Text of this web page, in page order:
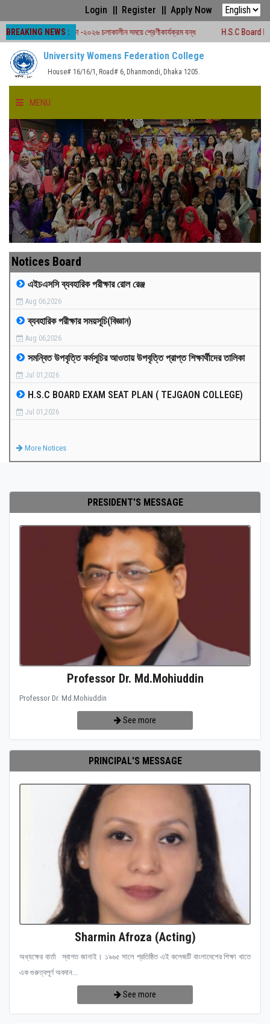
Login Register Apply Now
BREAKING NEWS :
পরীক্ষা -২০২৬ চলাকালীন সময়ে শ্রেণীকার্যক্রম বন্ধ H.S.C Board Exam Seat
University Womens Federation College
House# 16/16/1, Road# 6, Dhanmondi, Dhaka 1205.
MENU
HOME
ABOUT US
FACULTIES
ACADEMICS
GALLERY
MEDIA
PAYMENT
CO-CURRICULUM
RESULTS
Notices Board
এইচএসসি ব্যবহারিক পরীক্ষার রোল রেঞ্জ
Aug 06,2026
ব্যবহারিক পরীক্ষার সময়সূচি(বিজ্ঞান)
Aug 06,2026
সমন্বিত উপবৃত্তি কর্মসূচির আওতায় উপবৃত্তি প্রাপ্ত শিক্ষার্থীদের তালিকা
Jul 01,2026
H.S.C BOARD EXAM SEAT PLAN ( TEJGAON COLLEGE)
Jul 01,2026
More Notices
PRESIDENT'S MESSAGE
Professor Dr. Md.Mohiuddin
Professor Dr. Md.Mohiuddin
See more
PRINCIPAL'S MESSAGE
Sharmin Afroza (Acting)
অধ্যক্ষের বার্তা স্বাগত জানাই। ১৯৬৫ সালে প্রতিষ্ঠিত এই কলেজটি বাংলাদেশের শিক্ষা খাতে
এক গুরুত্বপূর্ণ অবদান...
See more